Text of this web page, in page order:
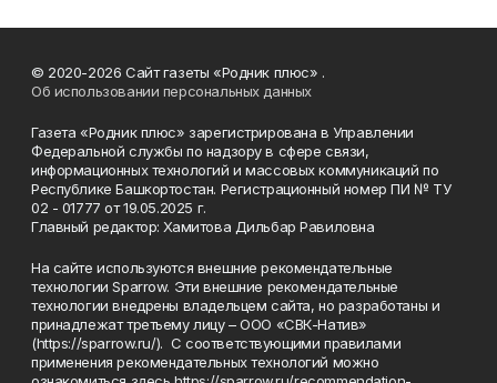
© 2020-2026 Сайт газеты «Родник плюс» .
Об использовании персональных данных
Газета «Родник плюс» зарегистрирована в Управлении
Федеральной службы по надзору в сфере связи,
информационных технологий и массовых коммуникаций по
Республике Башкортостан. Регистрационный номер ПИ № ТУ
02 - 01777 от 19.05.2025 г.
Главный редактор: Хамитова Дильбар Равиловна
На сайте используются внешние рекомендательные
технологии Sparrow. Эти внешние рекомендательные
технологии внедрены владельцем сайта, но разработаны и
принадлежат третьему лицу – ООО «СВК-Натив»
(https://sparrow.ru/). С соответствующими правилами
применения рекомендательных технологий можно